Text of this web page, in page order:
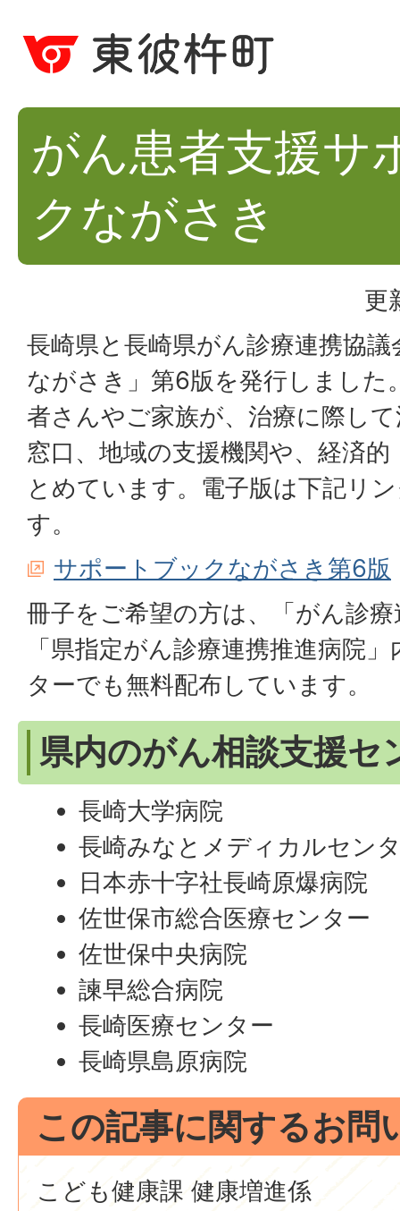
がん患者支援サ
クながさき
更
長崎県と長崎県がん診療連携協
ながさき」第6版を発行しました
者さんやご家族が、治療に際し
窓口、地域の支援機関や、経済
とめています。電子版は下記リ
す。
サポートブックながさき第6版
冊子をご希望の方は、「がん診
「県指定がん診療連携推進病院
ターでも無料配布しています。
県内のがん相談支援セ
長崎大学病院
長崎みなとメディカルセン
日本赤十字社長崎原爆病院
佐世保市総合医療センター
佐世保中央病院
諫早総合病院
長崎医療センター
長崎県島原病院
この記事に関するお問
こども健康課 健康増進係